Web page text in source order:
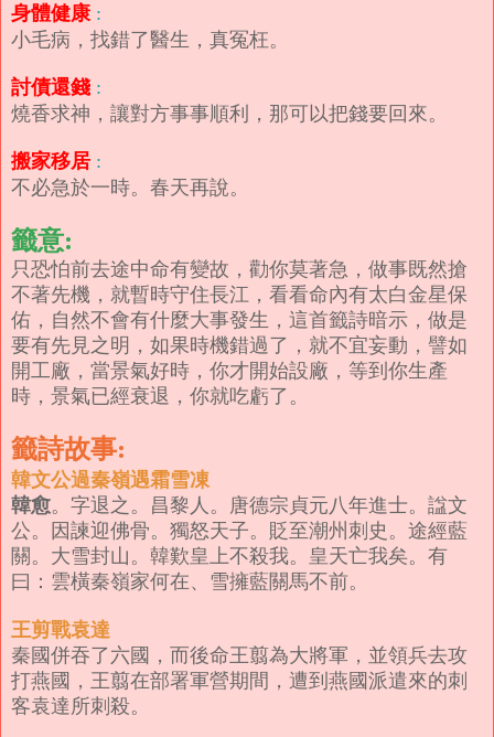
身體健康 :
小毛病，找錯了醫生，真冤枉。
討債還錢 :
燒香求神，讓對方事事順利，那可以把錢要回來。
搬家移居 :
不必急於一時。春天再說。
籤意:
只恐怕前去途中命有變故，勸你莫著急，做事既然搶
不著先機，就暫時守住長江，看看命內有太白金星保
佑，自然不會有什麼大事發生，這首籤詩暗示，做是
要有先見之明，如果時機錯過了，就不宜妄動，譬如
開工廠，當景氣好時，你才開始設廠，等到你生產
時，景氣已經衰退，你就吃虧了。
籤詩故事:
韓文公過秦嶺遇霜雪凍
韓愈。字退之。昌黎人。唐德宗貞元八年進士。諡文
公。因諫迎佛骨。獨怒天子。貶至潮州刺史。途經藍
關。大雪封山。韓歎皇上不殺我。皇天亡我矣。有
曰：雲橫秦嶺家何在、雪擁藍關馬不前。
王剪戰袁達
秦國併吞了六國，而後命王翦為大將軍，並領兵去攻
打燕國，王翦在部署軍營期間，遭到燕國派遣來的刺
客袁達所刺殺。